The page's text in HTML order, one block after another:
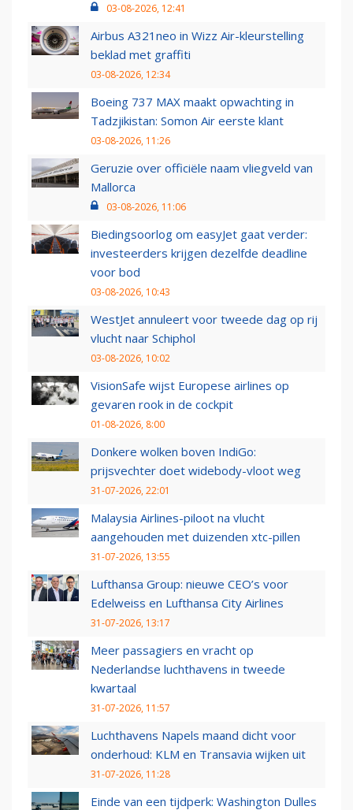
03-08-2026, 12:41
Airbus A321neo in Wizz Air-kleurstelling
beklad met graffiti
03-08-2026, 12:34
Boeing 737 MAX maakt opwachting in
Tadzjikistan: Somon Air eerste klant
03-08-2026, 11:26
Geruzie over officiële naam vliegveld van
Mallorca
03-08-2026, 11:06
Biedingsoorlog om easyJet gaat verder:
investeerders krijgen dezelfde deadline
voor bod
03-08-2026, 10:43
WestJet annuleert voor tweede dag op rij
vlucht naar Schiphol
03-08-2026, 10:02
VisionSafe wijst Europese airlines op
gevaren rook in de cockpit
01-08-2026, 8:00
Donkere wolken boven IndiGo:
prijsvechter doet widebody-vloot weg
31-07-2026, 22:01
Malaysia Airlines-piloot na vlucht
aangehouden met duizenden xtc-pillen
31-07-2026, 13:55
Lufthansa Group: nieuwe CEO’s voor
Edelweiss en Lufthansa City Airlines
31-07-2026, 13:17
Meer passagiers en vracht op
Nederlandse luchthavens in tweede
kwartaal
31-07-2026, 11:57
Luchthavens Napels maand dicht voor
onderhoud: KLM en Transavia wijken uit
31-07-2026, 11:28
Einde van een tijdperk: Washington Dulles